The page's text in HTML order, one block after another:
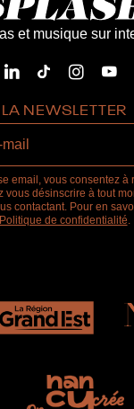
et musique sur
LA NEWSLETTER
email, vous consentez à
vous désinscrire à tout
contactant. Pour en
Politique de confidentialité.